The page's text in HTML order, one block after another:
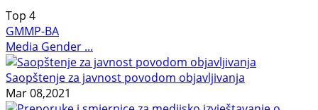
Top 4
GMMP-BA
Media Gender ...
Saopštenje za javnost povodom objavljivanja
Mar 08,2021